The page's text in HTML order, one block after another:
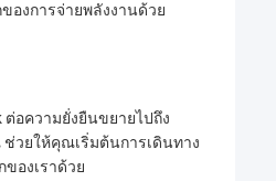
องการจ่ายพลังงานด้วย
อความยั่งยืนขยายไปถึง
วยให้คุณเริ่มต้นการเดินทาง
องเราด้วย